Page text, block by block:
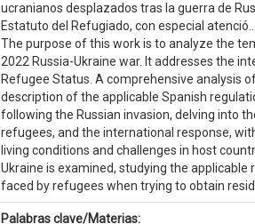
ucranianos desplazados tras la guerra de
Estatuto del Refugiado, con especial atenció...
The purpose of this work is to analyze the
2022 Russia-Ukraine war. It addresses the
Refugee Status. A comprehensive analysis
description of the applicable Spanish
following the Russian invasion, delving into
refugees, and the international response,
living conditions and challenges in host
Ukraine is examined, studying the
faced by refugees when trying to obtain
Palabras clave/Materias: